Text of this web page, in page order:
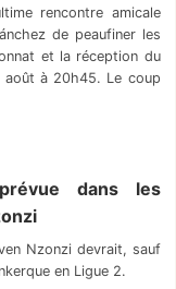
rencontre amicale
de peaufiner les
et la réception du
août à 20h45. Le coup
dans les
Nzonzi devrait, sauf
en Ligue 2.